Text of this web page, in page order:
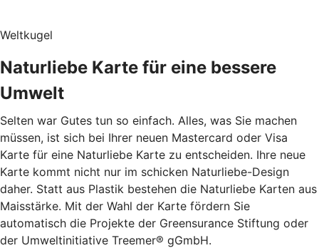
Weltkugel
Naturliebe Karte für eine bessere
Umwelt
Selten war Gutes tun so einfach. Alles, was Sie machen
müssen, ist sich bei Ihrer neuen Mastercard oder Visa
Karte für eine Naturliebe Karte zu entscheiden. Ihre neue
Karte kommt nicht nur im schicken Naturliebe-Design
daher. Statt aus Plastik bestehen die Naturliebe Karten aus
Maisstärke. Mit der Wahl der Karte fördern Sie
automatisch die Projekte der Greensurance Stiftung oder
der Umweltinitiative Treemer® gGmbH.